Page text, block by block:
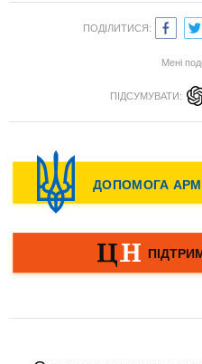
ПОДІЛИТИСЯ:
Мені
ПІДСУМУВАТИ: